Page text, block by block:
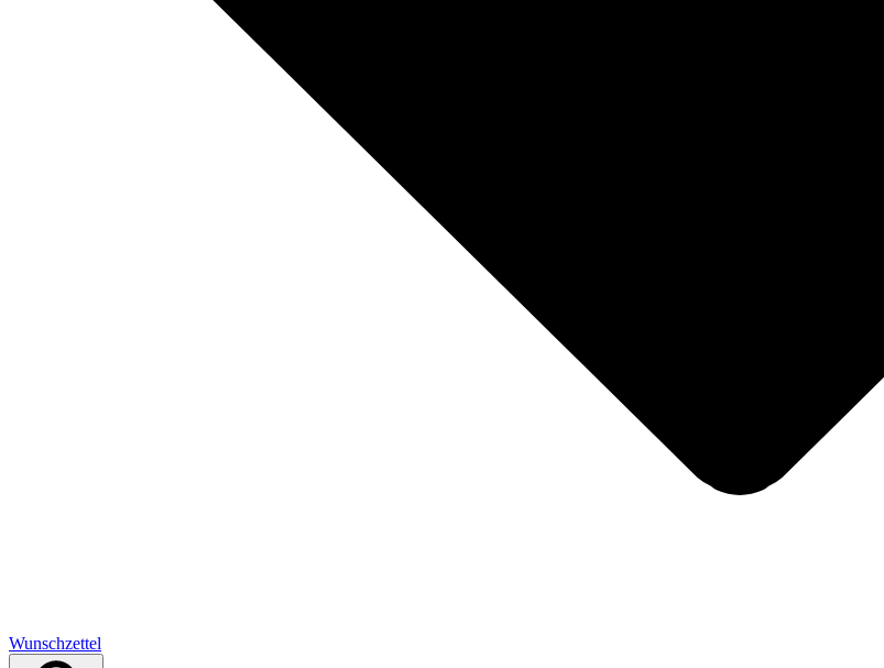
Wunschzettel